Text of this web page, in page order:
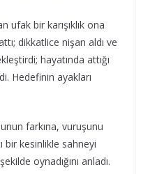
ufak bir karışıklık ona
dikkatlice nişan aldı ve
hayatında attığı
Hedefinin ayakları
farkına, vuruşunu
bir kesinlikle sahneyi
oynadığını anladı.